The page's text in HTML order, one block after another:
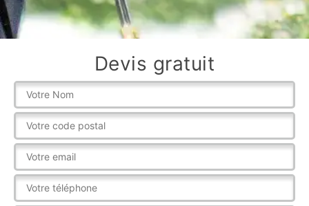
Devis gratuit